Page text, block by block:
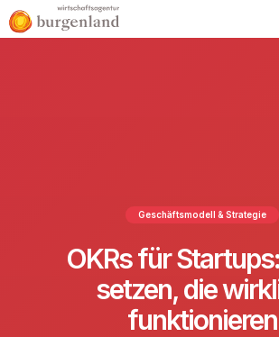
Geschäftsmodell & Strategie
OKRs für
setzen, die
funktionieren